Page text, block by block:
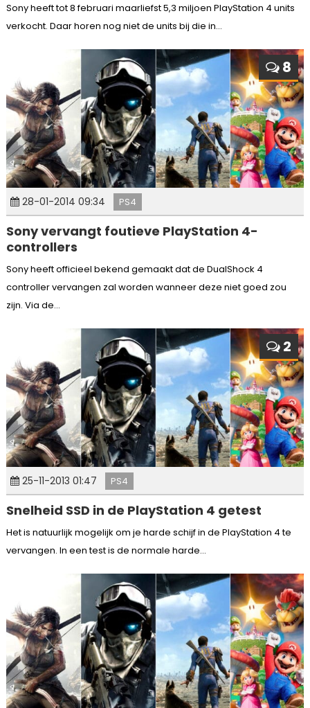
Sony heeft tot 8 februari maarliefst 5,3 miljoen PlayStation 4 units
verkocht. Daar horen nog niet de units bij die in...
8
28-01-2014 09:34 PS4
Sony vervangt foutieve PlayStation 4-
controllers
Sony heeft officieel bekend gemaakt dat de DualShock 4
controller vervangen zal worden wanneer deze niet goed zou
zijn. Via de...
2
25-11-2013 01:47 PS4
Snelheid SSD in de PlayStation 4 getest
Het is natuurlijk mogelijk om je harde schijf in de PlayStation 4 te
vervangen. In een test is de normale harde...